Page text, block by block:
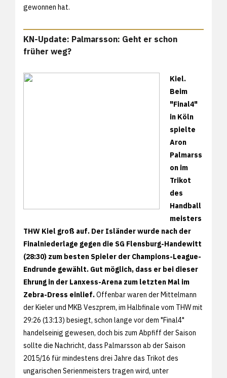
gewonnen hat.
KN-Update: Palmarsson: Geht er schon
früher weg?
Kiel.
Beim
"Final4"
in Köln
spielte
Aron
Palmarss
on im
Trikot
des
Handball
meisters
THW Kiel groß auf. Der Isländer wurde nach der
Finalniederlage gegen die SG Flensburg-Handewitt
(28:30) zum besten Spieler der Champions-League-
Endrunde gewählt. Gut möglich, dass er bei dieser
Ehrung in der Lanxess-Arena zum letzten Mal im
Zebra-Dress einlief.Offenbar waren der Mittelmann
der Kieler und MKB Veszprem, im Halbfinale vom THW mit
29:26 (13:13) besiegt, schon lange vor dem "Final4"
handelseinig gewesen, doch bis zum Abpfiff der Saison
sollte die Nachricht, dass Palmarsson ab der Saison
2015/16 für mindestens drei Jahre das Trikot des
ungarischen Serienmeisters tragen wird, unter